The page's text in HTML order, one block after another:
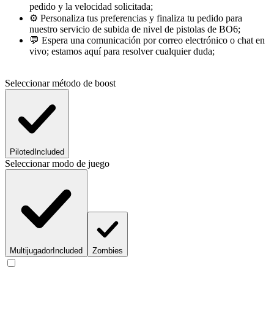
pedido y la velocidad solicitada;
⚙️ Personaliza tus preferencias y finaliza tu pedido para
nuestro servicio de subida de nivel de pistolas de BO6;
💬 Espera una comunicación por correo electrónico o chat en
vivo; estamos aquí para resolver cualquier duda;
Seleccionar método de boost
Piloted Included
Seleccionar modo de juego
MultijugadorIncluded Zombies